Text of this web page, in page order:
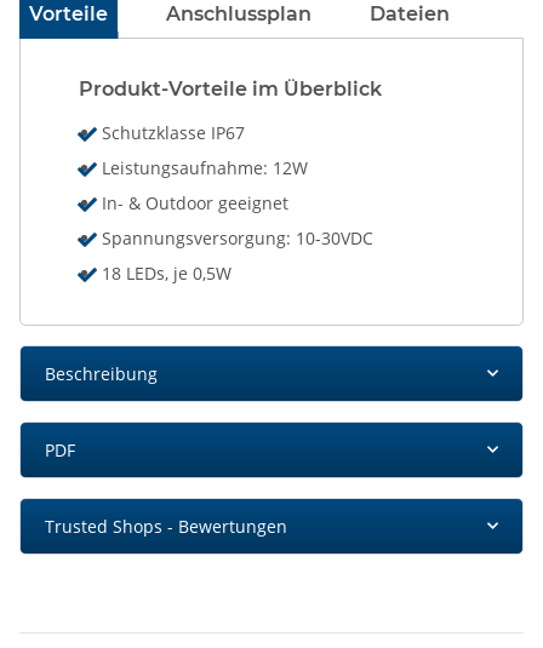
Vorteile Anschlussplan Dateien
Produkt-Vorteile im Überblick
Schutzklasse IP67
Leistungsaufnahme: 12W
In- & Outdoor geeignet
Spannungsversorgung: 10-30VDC
18 LEDs, je 0,5W
Beschreibung
PDF
Trusted Shops - Bewertungen